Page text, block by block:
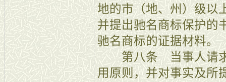
地的市（地、州）级以
并提出驰名商标保护的
驰名商标的证据材料。
第八条 当事人请求
用原则，并对事实及所